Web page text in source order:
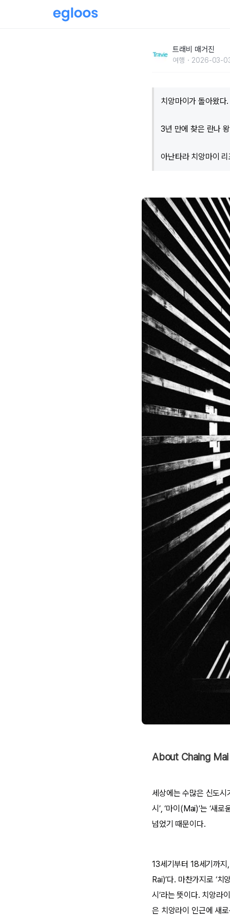
트래비 매거진
여행 2026-03-
치앙마이가 돌아왔다.
3년 만에 찾은 란나
아난타라 치앙마이
About Chaing Mai
세상에는 수많은 신도시
시’, ‘마이(Mai)’는 ‘새
넘었기 때문이다.
13세기부터 18세기까
Rai)’다. 마찬가지로 ‘치
시’라는 뜻이다. 치앙라
은 치앙라이 인근에 새